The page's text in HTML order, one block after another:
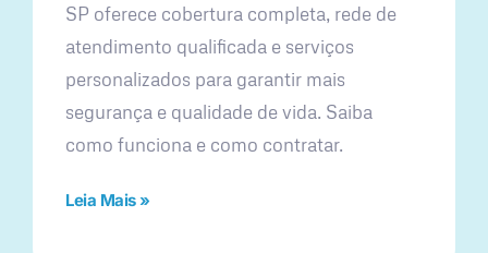
SP oferece cobertura completa, rede de
atendimento qualificada e serviços
personalizados para garantir mais
segurança e qualidade de vida. Saiba
como funciona e como contratar.
Leia Mais »